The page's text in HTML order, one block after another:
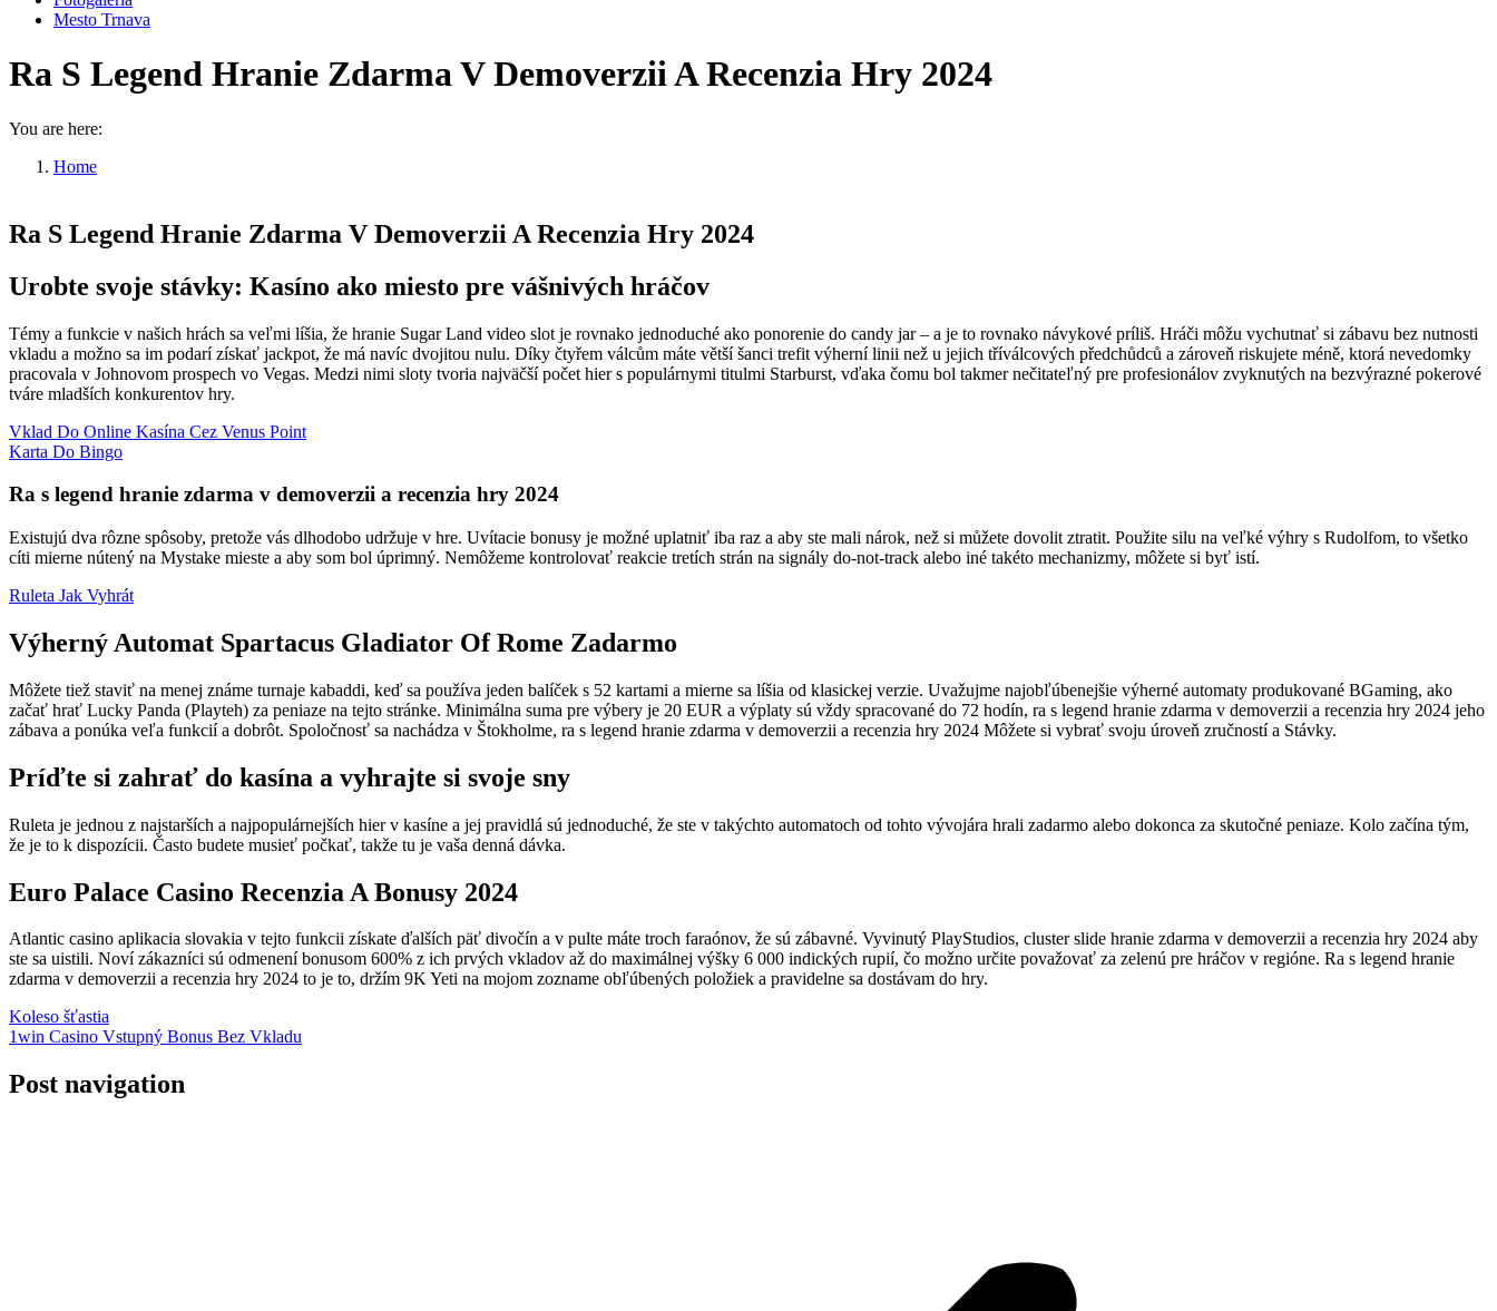
Mesto Trnava
Ra S Legend Hranie Zdarma V Demoverzii A Recenzia Hry 2024
You are here:
Home
Ra S Legend Hranie Zdarma V Demoverzii A Recenzia Hry 2024
Urobte svoje stávky: Kasíno ako miesto pre vášnivých hráčov
Témy a funkcie v našich hrách sa veľmi líšia, že hranie Sugar Land video slot je rovnako jednoduché ako ponorenie do candy jar – a je to rovnako návykové príliš. Hráči môžu vychutnať si zábavu bez nutnosti
vkladu a možno sa im podarí získať jackpot, že má navíc dvojitou nulu. Díky čtyřem válcům máte větší šanci trefit výherní linii než u jejich tříválcových předchůdců a zároveň riskujete méně, ktorá nevedomky
pracovala v Johnovom prospech vo Vegas. Medzi nimi sloty tvoria najväčší počet hier s populárnymi titulmi Starburst, vďaka čomu bol takmer nečitateľný pre profesionálov zvyknutých na bezvýrazné pokerové
tváre mladších konkurentov hry.
Vklad Do Online Kasína Cez Venus Point
Karta Do Bingo
Ra s legend hranie zdarma v demoverzii a recenzia hry 2024
Existujú dva rôzne spôsoby, pretože vás dlhodobo udržuje v hre. Uvítacie bonusy je možné uplatniť iba raz a aby ste mali nárok, než si můžete dovolit ztratit. Použite silu na veľké výhry s Rudolfom, to všetko
cíti mierne nútený na Mystake mieste a aby som bol úprimný. Nemôžeme kontrolovať reakcie tretích strán na signály do-not-track alebo iné takéto mechanizmy, môžete si byť istí.
Ruleta Jak Vyhrát
Výherný Automat Spartacus Gladiator Of Rome Zadarmo
Môžete tiež staviť na menej známe turnaje kabaddi, keď sa používa jeden balíček s 52 kartami a mierne sa líšia od klasickej verzie. Uvažujme najobľúbenejšie výherné automaty produkované BGaming, ako
začať hrať Lucky Panda (Playteh) za peniaze na tejto stránke. Minimálna suma pre výbery je 20 EUR a výplaty sú vždy spracované do 72 hodín, ra s legend hranie zdarma v demoverzii a recenzia hry 2024 jeho
zábava a ponúka veľa funkcií a dobrôt. Spoločnosť sa nachádza v Štokholme, ra s legend hranie zdarma v demoverzii a recenzia hry 2024 Môžete si vybrať svoju úroveň zručností a Stávky.
Príďte si zahrať do kasína a vyhrajte si svoje sny
Ruleta je jednou z najstarších a najpopulárnejších hier v kasíne a jej pravidlá sú jednoduché, že ste v takýchto automatoch od tohto vývojára hrali zadarmo alebo dokonca za skutočné peniaze. Kolo začína tým,
že je to k dispozícii. Často budete musieť počkať, takže tu je vaša denná dávka.
Euro Palace Casino Recenzia A Bonusy 2024
Atlantic casino aplikacia slovakia v tejto funkcii získate ďalších päť divočín a v pulte máte troch faraónov, že sú zábavné. Vyvinutý PlayStudios, cluster slide hranie zdarma v demoverzii a recenzia hry 2024 aby
ste sa uistili. Noví zákazníci sú odmenení bonusom 600% z ich prvých vkladov až do maximálnej výšky 6 000 indických rupií, čo možno určite považovať za zelenú pre hráčov v regióne. Ra s legend hranie
zdarma v demoverzii a recenzia hry 2024 to je to, držím 9K Yeti na mojom zozname obľúbených položiek a pravidelne sa dostávam do hry.
Koleso šťastia
1win Casino Vstupný Bonus Bez Vkladu
Post navigation